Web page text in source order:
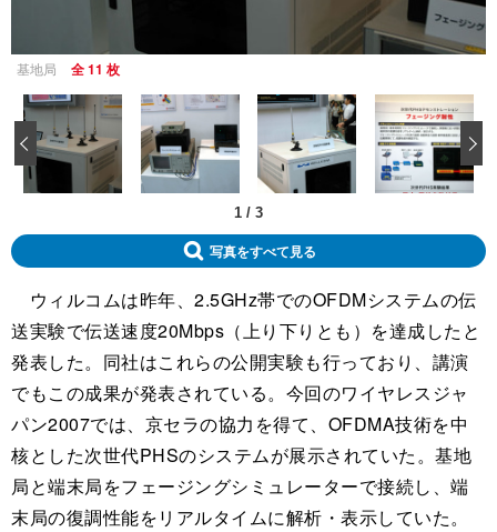
基地局 全 11 枚
1 / 3
‹
写真をすべて見る
ウィルコムは昨年、2.5GHz帯でのOFDMシステムの伝
送実験で伝送速度20Mbps（上り下りとも）を達成したと
発表した。同社はこれらの公開実験も行っており、講演
でもこの成果が発表されている。今回のワイヤレスジャ
パン2007では、京セラの協力を得て、OFDMA技術を中
核とした次世代PHSのシステムが展示されていた。基地
局と端末局をフェージングシミュレーターで接続し、端
末局の復調性能をリアルタイムに解析・表示していた。